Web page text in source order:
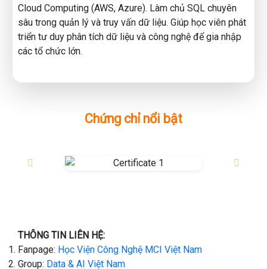
👉Tham gia ngay để biết thêm chi tiết:
[https://zalo.me/g/fytgek828]
📞 Liên hệ: MCI Academy – 0352.433.233
🌐 mcivietnam.com | 💬 facebook.com/hocvienmci
Cloud Computing (AWS, Azure). Làm chủ SQL chuyên
sâu trong quản lý và truy vấn dữ liệu. Giúp học viên phát
triển tư duy phân tích dữ liệu và công nghệ để gia nhập
các tổ chức lớn.
Chứng chỉ nổi bật
THÔNG TIN LIÊN HỆ:
Fanpage: Học Viện Công Nghệ MCI Việt Nam
Group: Data & AI Việt Nam